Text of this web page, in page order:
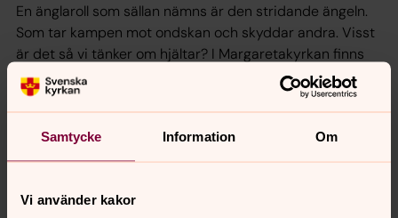
Samtycke Information Om
Vi använder kakor
En änglaroll som sällan nämns är den stridande ängeln.
Som tar kampen mot ondskan och skyddar andra. Visst
är det så vi tänker om hjältar? I Margaretakyrkan finns
ängeln som blåser i basunen som start för Jesu
återkomst och en ny världsordning, som det beskrivs i
Uppenbarelseboken.
Idag har änglarna blivit viktiga symboler. Många pyntar
som pepparkakor och gör snöänglar utomhus. Människor